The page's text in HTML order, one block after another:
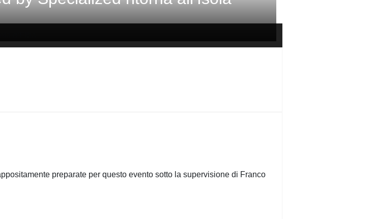
preparate per questo evento sotto la supervisione di Franco